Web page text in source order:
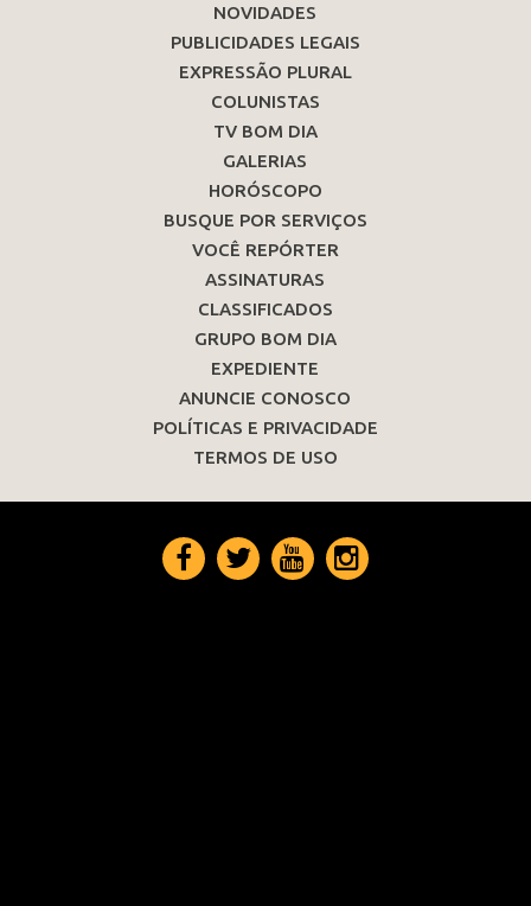
NOVIDADES
PUBLICIDADES LEGAIS
EXPRESSÃO PLURAL
COLUNISTAS
TV BOM DIA
GALERIAS
HORÓSCOPO
BUSQUE POR SERVIÇOS
VOCÊ REPÓRTER
ASSINATURAS
CLASSIFICADOS
GRUPO BOM DIA
EXPEDIENTE
ANUNCIE CONOSCO
POLÍTICAS E PRIVACIDADE
TERMOS DE USO